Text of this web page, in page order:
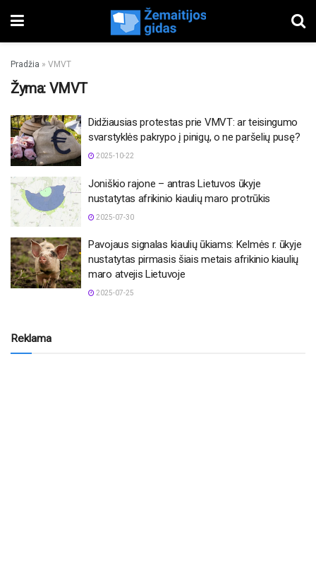
Pradžia » VMVT
Žyma: VMVT
Didžiausias protestas prie VMVT: ar teisingumo
svarstyklės pakrypo į pinigų, o ne paršelių pusę?
2025-10-22
Joniškio rajone – antras Lietuvos ūkyje
nustatytas afrikinio kiaulių maro protrūkis
2025-07-30
Pavojaus signalas kiaulių ūkiams: Kelmės r. ūkyje
nustatytas pirmasis šiais metais afrikinio kiaulių
maro atvejis Lietuvoje
2025-07-25
Reklama